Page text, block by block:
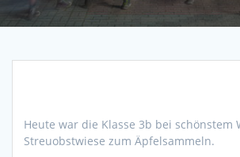
Heute war die Klasse 3b bei schönstem
Streuobstwiese zum Äpfelsammeln.